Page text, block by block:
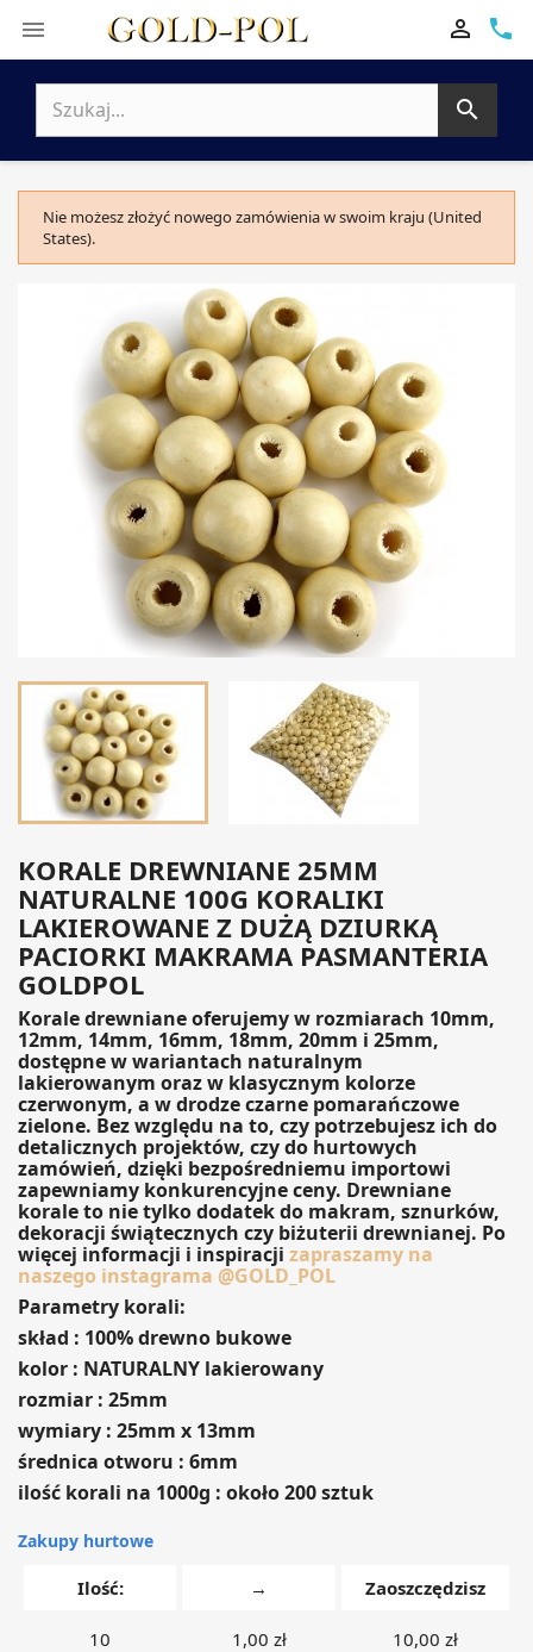
 phone


Nie możesz złożyć nowego zamówienia w swoim kraju (United
States).
KORALE DREWNIANE 25MM
NATURALNE 100G KORALIKI
LAKIEROWANE Z DUŻĄ DZIURKĄ
PACIORKI MAKRAMA PASMANTERIA
GOLDPOL
Korale drewniane oferujemy w rozmiarach 10mm,
12mm, 14mm, 16mm, 18mm, 20mm i 25mm,
dostępne w wariantach naturalnym
lakierowanym oraz w klasycznym kolorze
czerwonym, a w drodze czarne pomarańczowe
zielone. Bez względu na to, czy potrzebujesz ich do
detalicznych projektów, czy do hurtowych
zamówień, dzięki bezpośredniemu importowi
zapewniamy konkurencyjne ceny. Drewniane
korale to nie tylko dodatek do makram, sznurków,
dekoracji świątecznych czy biżuterii drewnianej. Po
więcej informacji i inspiracji zapraszamy na
naszego instagrama @GOLD_POL
Parametry korali:
skład : 100% drewno bukowe
kolor : NATURALNY lakierowany
rozmiar : 25mm
wymiary : 25mm x 13mm
średnica otworu : 6mm
ilość korali na 1000g : około 200 sztuk
Zakupy hurtowe
Ilość: → Zaoszczędzisz
10 1,00 zł 10,00 zł